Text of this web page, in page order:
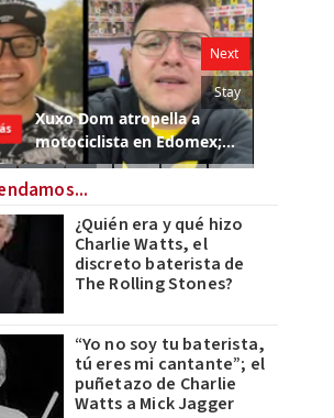
¿Quién era y qué hizo
Charlie Watts, el
discreto baterista de
The Rolling Stones?
“Yo no soy tu baterista,
tú eres mi cantante”; el
puñetazo de Charlie
Watts a Mick Jagger